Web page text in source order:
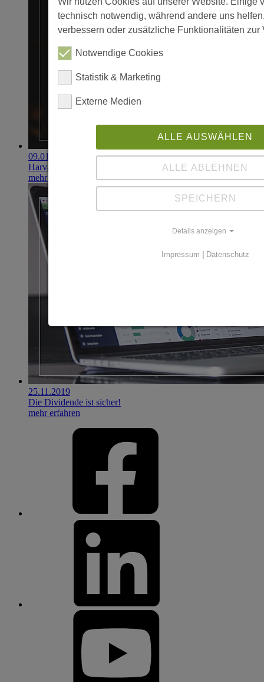
09.01.2020
Harvard-Forscher rechnen mit 2% Negativzinsen
mehr erfahren
25.11.2019
Die Dividende ist sicher!
mehr erfahren
technisch notwendig, während andere uns
verbessern oder zusätzliche Funktionalitäten zur
Notwendige Cookies
Statistik & Marketing
Externe Medien
ALLE AUSWÄHLEN
ALLE ABLEHNEN
SPEICHERN
Details anzeigen
Impressum Datenschutz